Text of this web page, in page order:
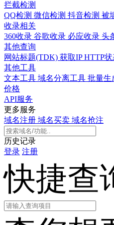
拦截检测
QQ检测 微信检测 抖音检测 被
收录相关
360收录 谷歌收录 必应收录 头
其他查询
网站标题(TDK) 获取IPHTTP
其他工具
文本工具 域名分离工具 批量生
价格
API服务
更多服务
域名注册 域名买卖 域名抢注
历史记录
登录 注册
快捷查